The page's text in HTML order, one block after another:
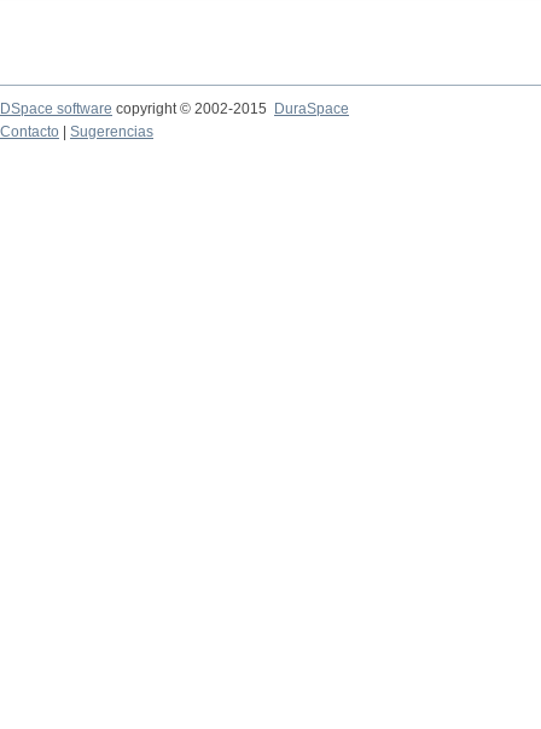
DSpace software copyright © 2002-2015
DuraSpace
Contacto
Sugerencias